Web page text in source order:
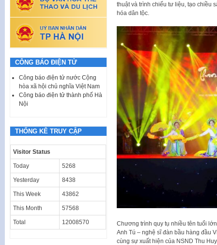
thuật và trình chiếu tư liệu, tạo chiều
hóa dân tộc.
Chương trình quy tụ nhiều tên tuổi
Anh Tú – nghệ sĩ đàn bầu hàng đầu
cùng sự xuất hiện của NSND Thu
CÔNG BÁO ĐIỆN TỬ
Công báo điện tử nước Cộng
hòa xã hội chủ nghĩa Việt Nam
Công báo điện tử thành phố Hà
Nội
THỐNG KÊ TRUY CẬP
Visitor Status
Today 5268
Yesterday 8438
This Week 43862
This Month 57568
Total 12008570